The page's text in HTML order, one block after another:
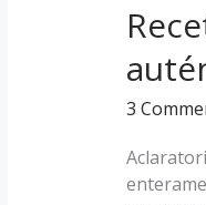
3
con
Pollo
Adobado
de
auténtico
sabor